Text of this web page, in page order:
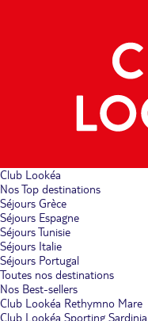
Club Lookéa
Nos Top destinations
Séjours Grèce
Séjours Espagne
Séjours Tunisie
Séjours Italie
Séjours Portugal
Toutes nos destinations
Nos Best-sellers
Club Lookéa Rethymno Mare
Club Lookéa Sporting Sardinia